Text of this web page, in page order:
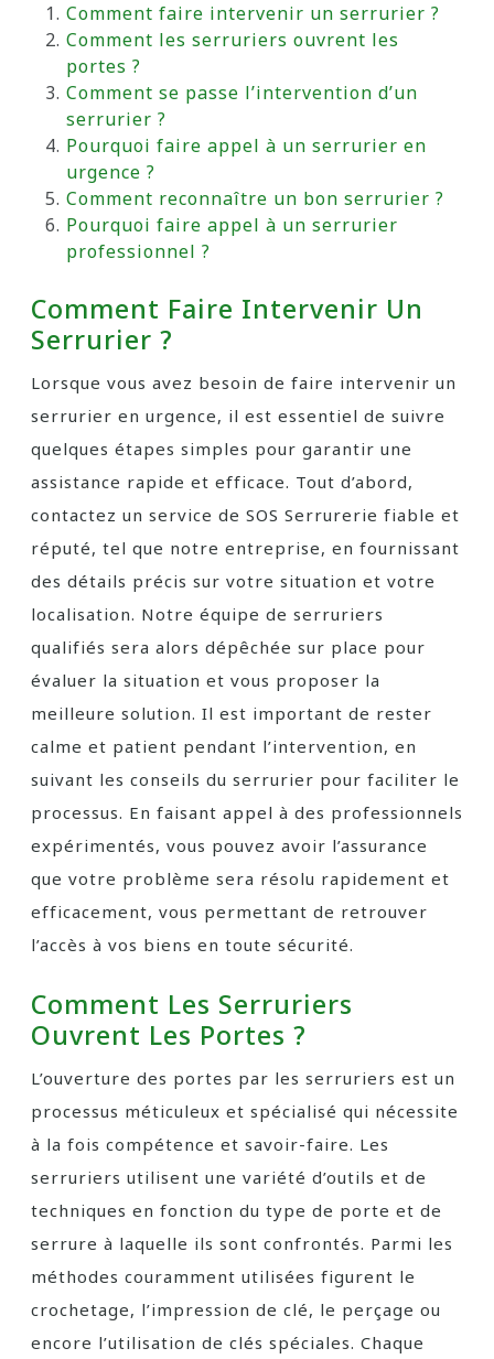
Comment faire intervenir un serrurier ?
Comment les serruriers ouvrent les
portes ?
Comment se passe l’intervention d’un
serrurier ?
Pourquoi faire appel à un serrurier en
urgence ?
Comment reconnaître un bon serrurier ?
Pourquoi faire appel à un serrurier
professionnel ?
Comment Faire Intervenir Un
Serrurier ?
Lorsque vous avez besoin de faire intervenir un
serrurier en urgence, il est essentiel de suivre
quelques étapes simples pour garantir une
assistance rapide et efficace. Tout d’abord,
contactez un service de SOS Serrurerie fiable et
réputé, tel que notre entreprise, en fournissant
des détails précis sur votre situation et votre
localisation. Notre équipe de serruriers
qualifiés sera alors dépêchée sur place pour
évaluer la situation et vous proposer la
meilleure solution. Il est important de rester
calme et patient pendant l’intervention, en
suivant les conseils du serrurier pour faciliter le
processus. En faisant appel à des professionnels
expérimentés, vous pouvez avoir l’assurance
que votre problème sera résolu rapidement et
efficacement, vous permettant de retrouver
l’accès à vos biens en toute sécurité.
Comment Les Serruriers
Ouvrent Les Portes ?
L’ouverture des portes par les serruriers est un
processus méticuleux et spécialisé qui nécessite
à la fois compétence et savoir-faire. Les
serruriers utilisent une variété d’outils et de
techniques en fonction du type de porte et de
serrure à laquelle ils sont confrontés. Parmi les
méthodes couramment utilisées figurent le
crochetage, l’impression de clé, le perçage ou
encore l’utilisation de clés spéciales. Chaque